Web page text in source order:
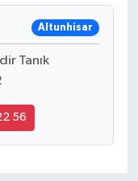
Altunhisar
Tanık
56